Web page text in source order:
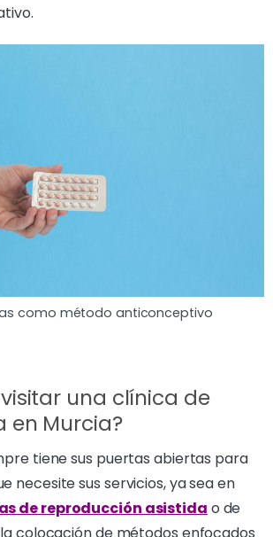
como método anticonceptivo
una clínica de
en Murcia?
tiene sus puertas abiertas para
necesite sus servicios, ya sea en
de reproducción asistida o de